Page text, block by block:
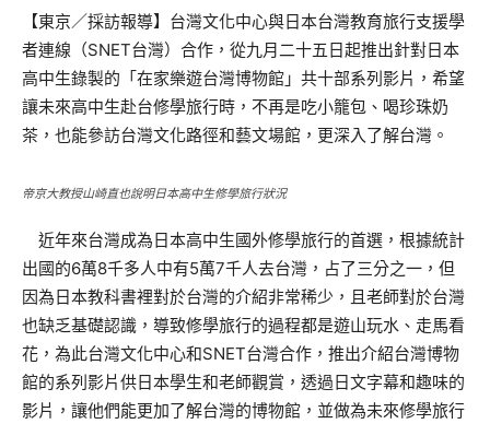
【東京／採訪報導】台灣文化中心與日本台灣教育旅行支援學
者連線（SNET台灣）合作，從九月二十五日起推出針對日本
高中生錄製的「在家樂遊台灣博物館」共十部系列影片，希望
讓未來高中生赴台修學旅行時，不再是吃小籠包、喝珍珠奶
茶，也能參訪台灣文化路徑和藝文場館，更深入了解台灣。
帝京大教授山崎直也說明日本高中生修學旅行狀況
近年來台灣成為日本高中生國外修學旅行的首選，根據統計
出國的6萬8千多人中有5萬7千人去台灣，占了三分之一，但
因為日本教科書裡對於台灣的介紹非常稀少，且老師對於台灣
也缺乏基礎認識，導致修學旅行的過程都是遊山玩水、走馬看
花，為此台灣文化中心和SNET台灣合作，推出介紹台灣博物
館的系列影片供日本學生和老師觀賞，透過日文字幕和趣味的
影片，讓他們能更加了解台灣的博物館，並做為未來修學旅行